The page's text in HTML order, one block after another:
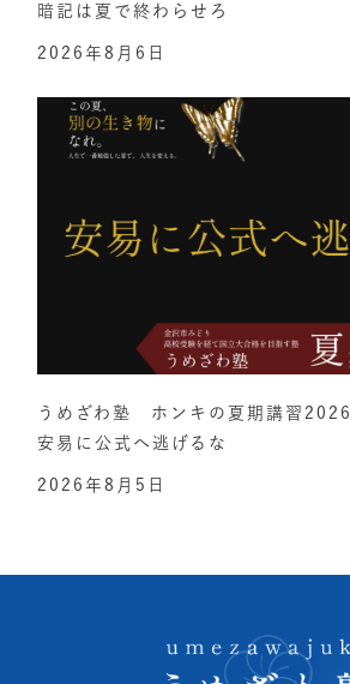
暗記は夏で終わらせろ
2026年8月6日
うめざわ塾 ホンキの夏期講習
安易に公式へ逃げるな
2026年8月5日